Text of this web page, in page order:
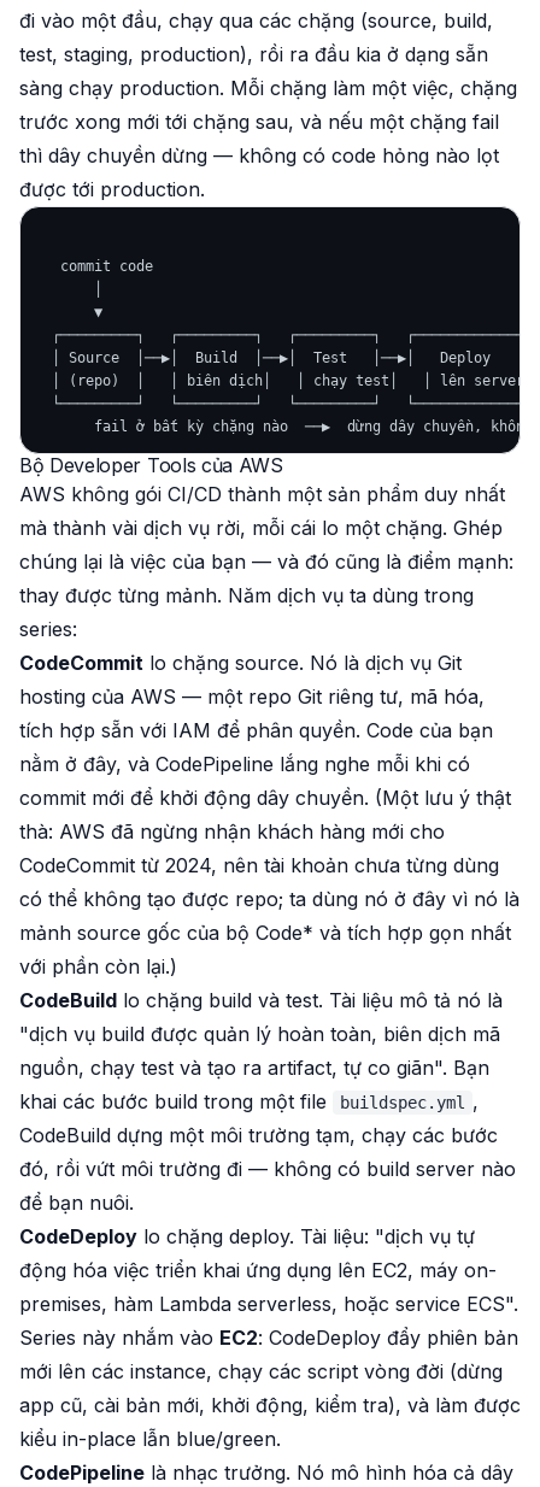
đi vào một đầu, chạy qua các chặng (source, build,
test, staging, production), rồi ra đầu kia ở dạng sẵn
sàng chạy production. Mỗi chặng làm một việc, chặng
trước xong mới tới chặng sau, và nếu một chặng fail
thì dây chuyền dừng — không có code hỏng nào lọt
được tới production.
   commit code
       ▼
  ┌─────────┐   ┌─────────┐   ┌─────────┐   ┌─────────────┐
│ Source  │──▶│  Build  │──▶│  Test   │──▶│   Deploy
  │ (repo)  │   │ biên dịch│   │ chạy test│   │ lên server │
  └─────────┘   └─────────┘   └─────────┘   └─────────────┘
Bộ Developer Tools của AWS
AWS không gói CI/CD thành một sản phẩm duy nhất
mà thành vài dịch vụ rời, mỗi cái lo một chặng. Ghép
chúng lại là việc của bạn — và đó cũng là điểm mạnh:
thay được từng mảnh. Năm dịch vụ ta dùng trong
series:
CodeCommit lo chặng source. Nó là dịch vụ Git
hosting của AWS — một repo Git riêng tư, mã hóa,
tích hợp sẵn với IAM để phân quyền. Code của bạn
nằm ở đây, và CodePipeline lắng nghe mỗi khi có
commit mới để khởi động dây chuyền. (Một lưu ý thật
thà: AWS đã ngừng nhận khách hàng mới cho
CodeCommit từ 2024, nên tài khoản chưa từng dùng
có thể không tạo được repo; ta dùng nó ở đây vì nó là
mảnh source gốc của bộ Code* và tích hợp gọn nhất
với phần còn lại.)
CodeBuild lo chặng build và test. Tài liệu mô tả nó là
"dịch vụ build được quản lý hoàn toàn, biên dịch mã
nguồn, chạy test và tạo ra artifact, tự co giãn". Bạn
khai các bước build trong một file
buildspec.yml
,
CodeBuild dựng một môi trường tạm, chạy các bước
đó, rồi vứt môi trường đi — không có build server nào
để bạn nuôi.
CodeDeploy lo chặng deploy. Tài liệu: "dịch vụ tự
động hóa việc triển khai ứng dụng lên EC2, máy on-
premises, hàm Lambda serverless, hoặc service ECS".
Series này nhắm vào EC2: CodeDeploy đẩy phiên bản
mới lên các instance, chạy các script vòng đời (dừng
app cũ, cài bản mới, khởi động, kiểm tra), và làm được
kiểu in-place lẫn blue/green.
CodePipeline là nhạc trưởng. Nó mô hình hóa cả dây